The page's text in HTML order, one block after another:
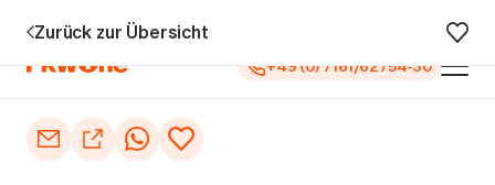
+49 (0) 7161/62754-30
Auto kaufen
Autoankauf
Zurück zur Übersicht